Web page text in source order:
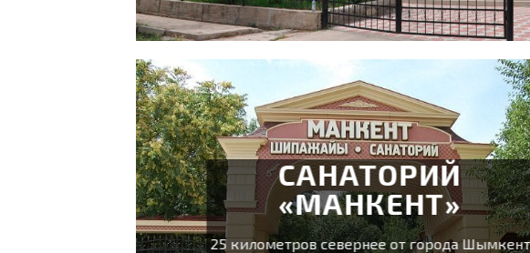
САНАТОРИЙ
«МАНКЕНТ»
25 километров севернее от города Шымкент